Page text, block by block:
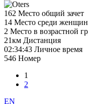
162 Место общий зачет
14 Место среди женщин
2 Место в возрастной
21км Дистанция
02:34:43 Личное время
546 Номер
1
2
EN